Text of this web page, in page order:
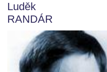
Luděk
RANDÁR